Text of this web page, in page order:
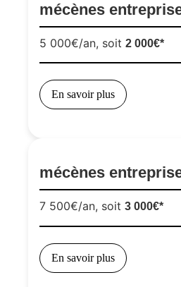
mécènes
5 000€/an, soit 2 000€*
En savoir plus
mécènes
7 500€/an, soit 3 000€*
En savoir plus